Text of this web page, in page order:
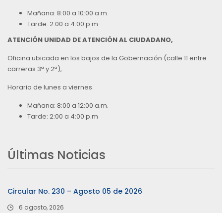
Mañana: 8:00 a 10:00 a.m.
Tarde: 2:00 a 4:00 p.m
ATENCIÓN UNIDAD DE ATENCIÓN AL CIUDADANO,
Oficina ubicada en los bajos de la Gobernación (calle 11 entre
carreras 3ª y 2ª),
Horario de lunes a viernes
Mañana: 8:00 a 12:00 a.m.
Tarde: 2:00 a 4:00 p.m
Últimas Noticias
Circular No. 230 – Agosto 05 de 2026
6 agosto, 2026